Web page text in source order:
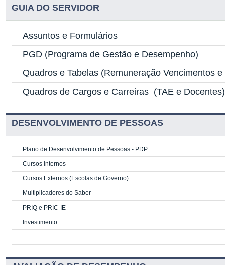
GUIA DO SERVIDOR
Assuntos e Formulários
PGD (Programa de Gestão e Desempenho)
Quadros e Tabelas (Remuneração Vencimentos
Quadros de Cargos e Carreiras (TAE e Docentes)
DESENVOLVIMENTO DE PESSOAS
Plano de Desenvolvimento de Pessoas - PDP
Cursos Internos
Cursos Externos (Escolas de Governo)
Multiplicadores do Saber
PRIQ e PRIC-IE
Investimento